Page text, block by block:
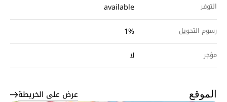
التوفر available
رسوم التحويل 1%
مؤجر لا
الموقع عرض على الخريطة